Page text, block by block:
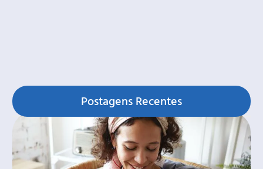
Postagens Recentes